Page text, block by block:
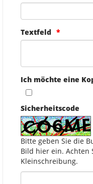
Textfeld
Ich möchte eine
Sicherheitscode
Bitte geben Sie die
Bild hier ein. Achten
Kleinschreibung.